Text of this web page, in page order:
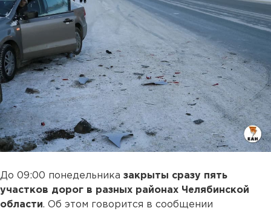
До 09:00 понедельника закрыты сразу пять
участков дорог в разных районах Челябинской
области. Об этом говорится в сообщении